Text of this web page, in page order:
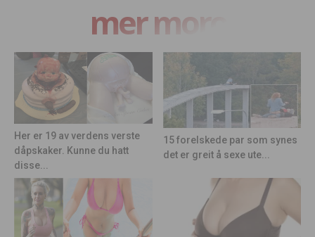
mer moro
Her er 19 av verdens verste
dåpskaker. Kunne du hatt
disse...
15 forelskede par som synes
det er greit å sexe ute...